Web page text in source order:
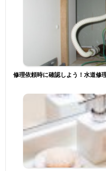
修理依頼時に確認しよう！水道修